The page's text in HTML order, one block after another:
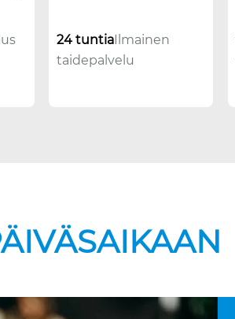
24 tuntiaIlmainen
taidepalvelu